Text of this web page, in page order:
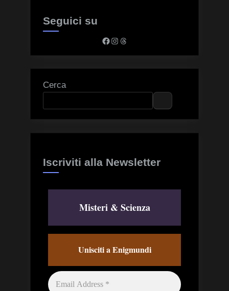
Seguici su
Facebook
Instagram
Threads
Cerca
Iscriviti alla Newsletter
Misteri & Scienza
Unisciti a Enigmundi